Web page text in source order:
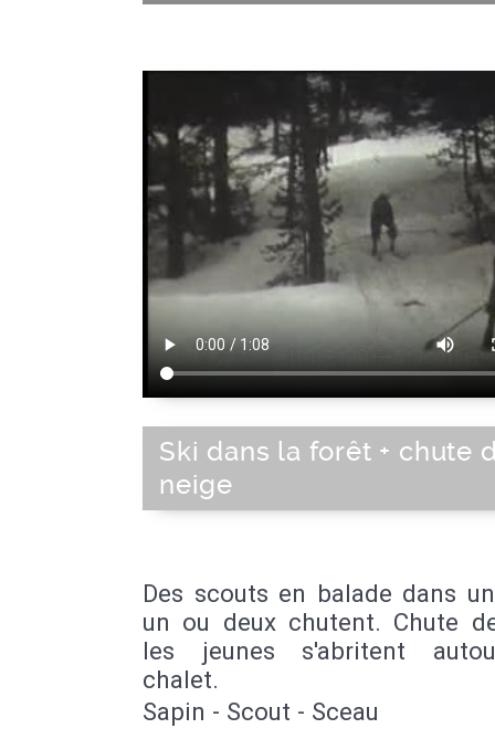
Ski dans la forêt + chute
neige
Des scouts en balade dans
un ou deux chutent. Chute
les jeunes s'abritent
chalet.
Sapin - Scout - Sceau